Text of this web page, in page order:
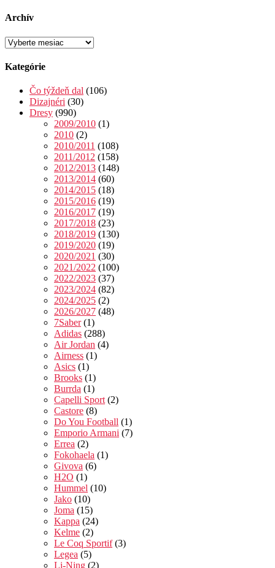
Archív
Archív
Kategórie
Čo týždeň dal (106)
Dizajnéri (30)
Dresy (990)
2009/2010 (1)
2010 (2)
2010/2011 (108)
2011/2012 (158)
2012/2013 (148)
2013/2014 (60)
2014/2015 (18)
2015/2016 (19)
2016/2017 (19)
2017/2018 (23)
2018/2019 (130)
2019/2020 (19)
2020/2021 (30)
2021/2022 (100)
2022/2023 (37)
2023/2024 (82)
2024/2025 (2)
2026/2027 (48)
7Saber(1)
Adidas (288)
Air Jordan (4)
Airness (1)
Asics (1)
Brooks (1)
Burrda (1)
Capelli Sport (2)
Castore (8)
Do You Football (1)
Emporio Armani (7)
Errea (2)
Fokohaela (1)
Givova (6)
H2O (1)
Hummel (10)
Jako (10)
Joma (15)
Kappa (24)
Kelme (2)
Le Coq Sportif(3)
Legea (5)
Li-Ning (2)